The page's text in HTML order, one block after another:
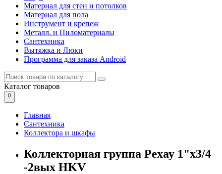
Материал для стен и потолков
Материал для пола
Инструмент и крепеж
Металл. и Пиломатериалы
Сантехника
Вытяжка и Люки
Программа для заказа Android
Каталог товаров
0
Главная
Сантехника
Коллектора и шкафы
Коллекторная группа Рехау 1"х3/4
-2вых HKV